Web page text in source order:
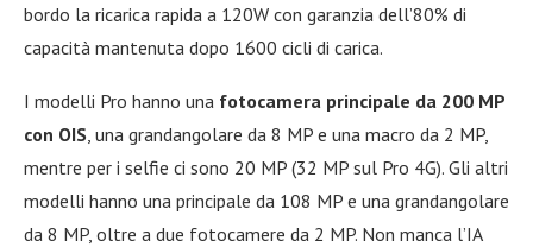
bordo la ricarica rapida a 120W con garanzia dell’80% di
capacità mantenuta dopo 1600 cicli di carica.
I modelli Pro hanno una fotocamera principale da 200 MP
con OIS , una grandangolare da 8 MP e una macro da 2 MP,
mentre per i selfie ci sono 20 MP (32 MP sul Pro 4G). Gli altri
modelli hanno una principale da 108 MP e una grandangolare
da 8 MP, oltre a due fotocamere da 2 MP. Non manca l’IA